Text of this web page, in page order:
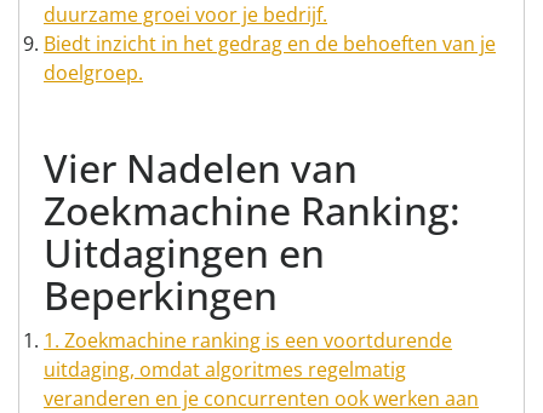
duurzame groei voor je bedrijf.
Biedt inzicht in het gedrag en de behoeften van je
doelgroep.
Vier Nadelen van
Zoekmachine Ranking:
Uitdagingen en
Beperkingen
1. Zoekmachine ranking is een voortdurende
uitdaging, omdat algoritmes regelmatig
veranderen en je concurrenten ook werken aan